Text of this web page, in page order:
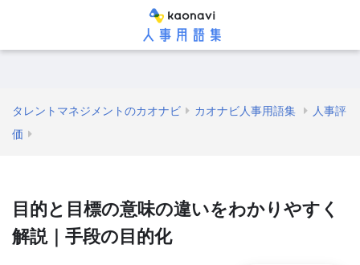
タレントマネジメントのカオナビ カオナビ人事用語集
人事評
価
目的と目標の意味の違いをわかりやすく
解説｜手段の目的化